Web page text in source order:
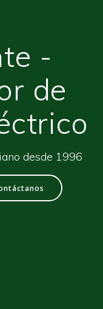
-
de
desde 1996